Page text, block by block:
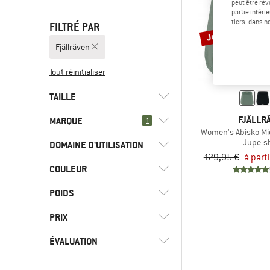
FILTRÉ PAR
Fjällräven
Tout réinitialiser
TAILLE
XS S XL
MARQUE 1
Fjällräven
DOMAINE D'UTILISATION
Trekking
COULEUR
POIDS
PRIX
ÉVALUATION
Jusqu'à -22 %
Women's Abisko
Jupe-
129,95 € à
peut être
partie
tiers, dans